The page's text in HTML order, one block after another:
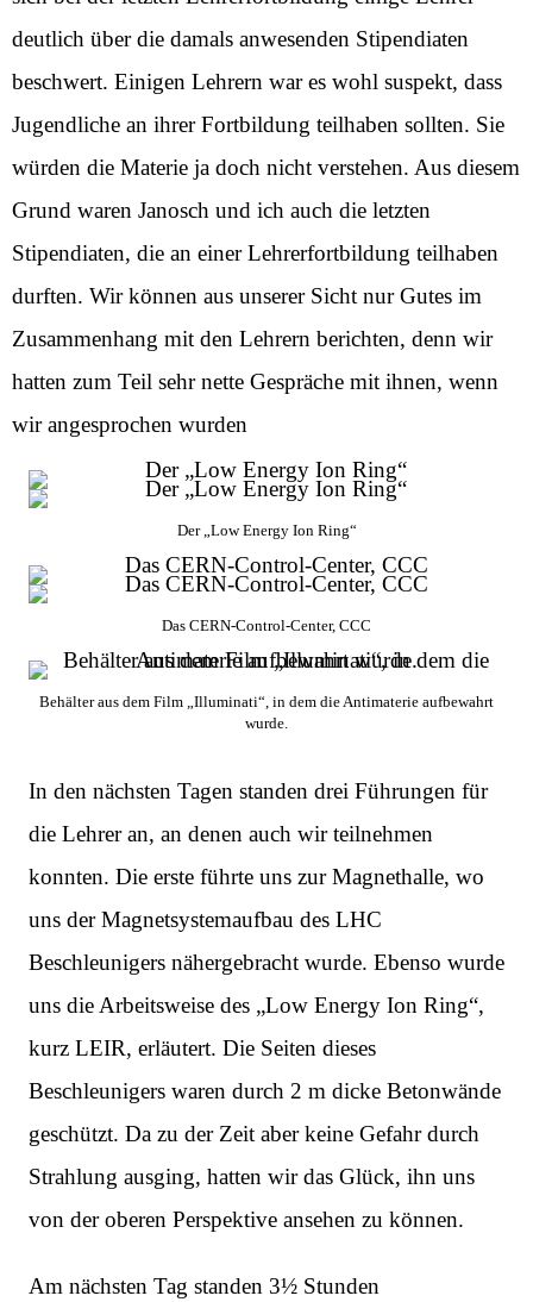
deutlich über die damals anwesenden Stipendiaten
beschwert. Einigen Lehrern war es wohl suspekt, dass
Jugendliche an ihrer Fortbildung teilhaben sollten. Sie
würden die Materie ja doch nicht verstehen. Aus diesem
Grund waren Janosch und ich auch die letzten
Stipendiaten, die an einer Lehrerfortbildung teilhaben
durften. Wir können aus unserer Sicht nur Gutes im
Zusammenhang mit den Lehrern berichten, denn wir
hatten zum Teil sehr nette Gespräche mit ihnen, wenn
wir angesprochen wurden
Der „Low Energy Ion Ring“
Das CERN-Control-Center, CCC
Behälter aus dem Film „Il­lu­mi­nati“, in dem die Antimaterie auf­bewahrt
wurde.
In den nächsten Tagen standen drei Führungen für
die Lehrer an, an denen auch wir teilnehmen
konnten. Die erste führte uns zur Magnethalle, wo
uns der Magnetsystemaufbau des LHC
Beschleunigers nähergebracht wurde. Ebenso wurde
uns die Arbeitsweise des „Low Energy Ion Ring“,
kurz LEIR, erläutert. Die Seiten dieses
Beschleunigers waren durch 2 m dicke Betonwände
geschützt. Da zu der Zeit aber keine Gefahr durch
Strahlung ausging, hatten wir das Glück, ihn uns
von der oberen Perspektive ansehen zu können.
Am nächsten Tag standen 3½ Stunden